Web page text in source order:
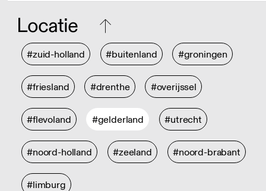
Locatie
#zuid-holland #buitenland #groningen
#friesland #drenthe #overijssel
#flevoland #gelderland #utrecht
#noord-holland #zeeland #noord-brabant
#limburg